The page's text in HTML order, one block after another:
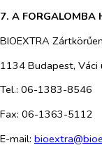
7. A FORGALOMBA
BIOEXTRA
1134 Budapest,
Tel.: 06-1383-8546
Fax: 06-1363-5112
E-mail: